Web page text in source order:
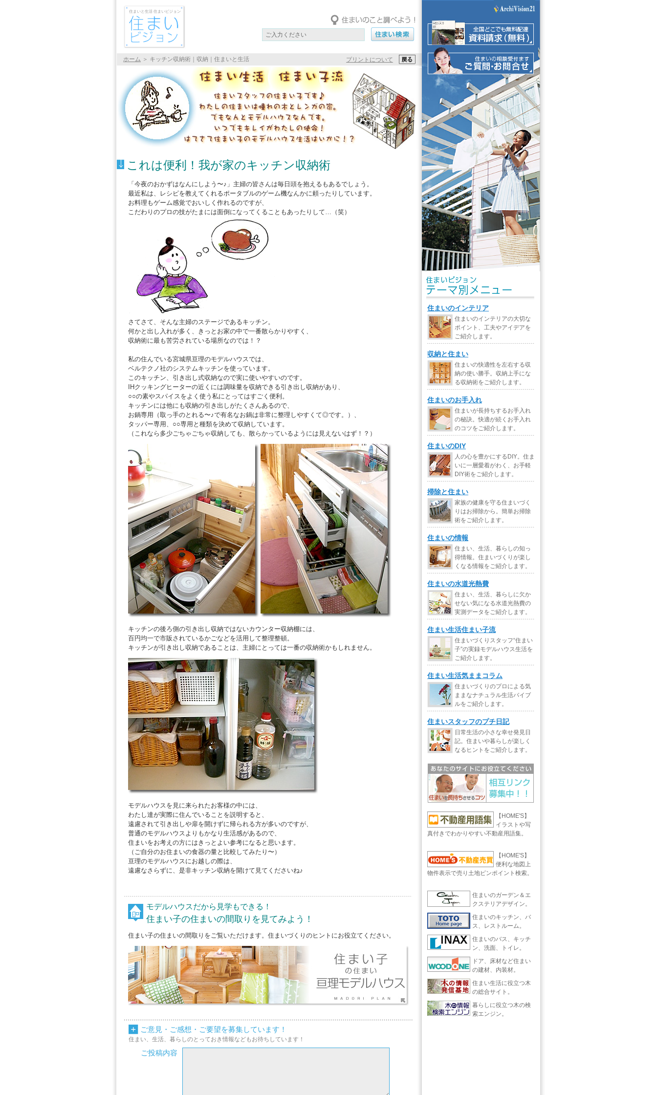
住まいと生活 住まいビジョン
ホーム ＞ キッチン収納術｜収納｜住まいと生活 プリントについて
これは便利！我が家のキッチン収納術
「今夜のおかずはなんにしよう〜♪」主婦の皆さんは毎日頭を抱えるもあるでしょう。
最近私は、レシピを教えてくれるポータブルのゲーム機なんかに頼ったりしています。
お料理もゲーム感覚でおいしく作れるのですが、
こだわりのプロの技がたまには面倒になってくることもあったりして…（笑）
さてさて、そんな主婦のステージであるキッチン。
何かと出し入れが多く、きっとお家の中で一番散らかりやすく、
収納術に最も苦労されている場所なのでは！？
私の住んでいる宮城県亘理のモデルハウスでは、
ベルテクノ社のシステムキッチンを使っています。
このキッチン、引き出し式収納なので実に使いやすいのです。
IHクッキングヒーターの近くには調味量を収納できる引き出し収納があり、
○○の素やスパイスをよく使う私にとってはすごく便利。
キッチンには他にも収納の引き出しがたくさんあるので、
お鍋専用（取っ手のとれる〜♪で有名なお鍋は非常に整理しやすくて◎です。）、
タッパー専用、○○専用と種類を決めて収納しています。
（これなら多少ごちゃごちゃ収納しても、散らかっているようには見えないはず！？）
キッチンの後ろ側の引き出し収納ではないカウンター収納棚には、
百円均一で市販されているかごなどを活用して整理整頓。
キッチンが引き出し収納であることは、主婦にとっては一番の収納術かもしれません。
モデルハウスを見に来られたお客様の中には、
わたし達が実際に住んでいることを説明すると、
遠慮されて引き出しや扉を開けずに帰られる方が多いのですが、
普通のモデルハウスよりもかなり生活感があるので、
住まいをお考えの方にはきっとよい参考になると思います。
（ご自分のお住まいの食器の量と比較してみたり〜）
亘理のモデルハウスにお越しの際は、
遠慮なさらずに、是非キッチン収納を開けて見てくださいね♪
モデルハウスだから見学もできる！
住まい子の住まいの間取りを見てみよう！
住まい子の住まいの間取りをご覧いただけます。住まいづくりのヒントにお役立てください。
ご意見・ご感想・ご要望を募集しています！
住まい、生活、暮らしのとっておき情報などもお待ちしています！
ご投稿内容
住まいのインテリア
住まいのインテリアの大切な
ポイント、工夫やアイデアを
ご紹介します。
収納と住まい
住まいの快適性を左右する収
納の使い勝手。収納上手にな
る収納術をご紹介します。
住まいのお手入れ
住まいが長持ちするお手入れ
の秘訣。快適が続くお手入れ
のコツをご紹介します。
住まいのDIY
人の心を豊かにするDIY。住ま
いに一層愛着がわく、お手軽
DIY術をご紹介します。
掃除と住まい
家族の健康を守る住まいづく
りはお掃除から。簡単お掃除
術をご紹介します。
住まいの情報
住まい、生活、暮らしの知っ
得情報。住まいづくりが楽し
くなる情報をご紹介します。
住まいの水道光熱費
住まい、生活、暮らしに欠か
せない気になる水道光熱費の
実測データをご紹介します。
住まい生活住まい子流
住まいづくりスタッフ“住まい
子”の実録モデルハウス生活を
ご紹介します。
住まい生活気ままコラム
住まいづくりのプロによる気
ままなナチュラル生活バイブ
ルをご紹介します。
住まいスタッフのプチ日記
日常生活の小さな幸せ発見日
記。住まいや暮らしが楽しく
なるヒントをご紹介します。
【HOME'S】
イラストや写
真付きでわかりやすい不動産用語集。
【HOME'S】
便利な地図上
物件表示で売り土地ピンポイント検索。
住まいのガーデン＆エ
クステリアデザイン。
住まいのキッチン、バ
ス、レストルーム。
住まいのバス、キッチ
ン、洗面、トイレ。
ドア、床材など住まい
の建材、内装材。
住まい生活に役立つ木
の総合サイト。
暮らしに役立つ木の検
索エンジン。